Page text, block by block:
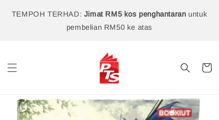
TEMPOH TERHAD: Jimat RM5 kos penghantaran untuk
pembelian RM50 ke atas